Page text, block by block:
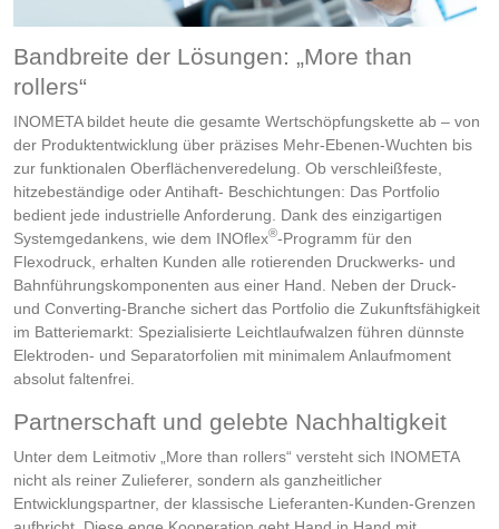
Bandbreite der Lösungen: „More than
rollers“
INOMETA bildet heute die gesamte Wertschöpfungskette ab – von
der Produktentwicklung über präzises Mehr-Ebenen-Wuchten bis
zur funktionalen Oberflächenveredelung. Ob verschleißfeste,
hitzebeständige oder Antihaft- Beschichtungen: Das Portfolio
bedient jede industrielle Anforderung. Dank des einzigartigen
Systemgedankens, wie dem INOflex®-Programm für den
Flexodruck, erhalten Kunden alle rotierenden Druckwerks- und
Bahnführungskomponenten aus einer Hand. Neben der Druck-
und Converting-Branche sichert das Portfolio die Zukunftsfähigkeit
im Batteriemarkt: Spezialisierte Leichtlaufwalzen führen dünnste
Elektroden- und Separatorfolien mit minimalem Anlaufmoment
absolut faltenfrei.
Partnerschaft und gelebte Nachhaltigkeit
Unter dem Leitmotiv „More than rollers“ versteht sich INOMETA
nicht als reiner Zulieferer, sondern als ganzheitlicher
Entwicklungspartner, der klassische Lieferanten-Kunden-Grenzen